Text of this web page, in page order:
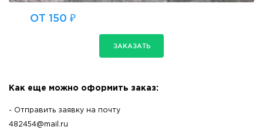
ОТ 150 ₽
ЗАКАЗАТЬ
Как еще можно оформить заказ:
- Отправить заявку на почту
482454@mail.ru